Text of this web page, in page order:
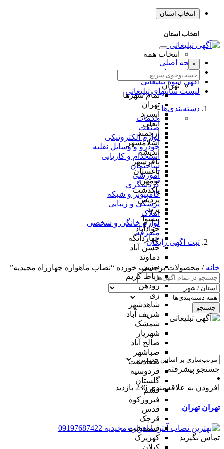
انتخاب استان
انتخاب استان
انتخاب همه
×
تهران
تمام شهر‌ها
تهران
آبسرد
آبعلی
ارجمند
اسلامشهر
اندیشه
باقرشهر
باغستان
بومهن
پاکدشت
پردیس
پرند
پیشوا
جوادآباد
چهاردانگه
حسن آباد
دماوند
دیزین
رباط کریم
رودهن
ری
شاهدشهر
شریف آباد
شمشک
شهریار
صالح آباد
صباشهر
صفادشت
فردوسیه
گلستان
فشم
فیروزکوه
قدس
قرچک
قیامدشت
کهریزک
صفحه اصلی
طراحی سایت
آگهی انبوه تبلیغاتی
لیست سایتهای تبلیغاتی
دسته‌بندی‌ها
خدمات
صنعت
لوازم الکترونیکی
خودرو و وسایل نقلیه
استخدام و کاریابی
ساختمان
آموزشی
گردشگری
کامپیوتر و شبکه
پزشکی و زیبایی
املاک
لوازم خانگی و شخصی
متفرقه
ثبت اگهی رایگان
خانه / محصولات برچسب خورده “نصاب ماهواره چهارراه مجیدیه”
جستجو
جستجو پیشرفته
افزودن به علاقه‌مندی 236 بازدید
تهران تهران
تماس بگیرید